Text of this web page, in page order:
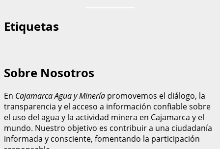
Etiquetas
Sobre Nosotros
En Cajamarca Agua y Minería promovemos el diálogo, la
transparencia y el acceso a información confiable sobre
el uso del agua y la actividad minera en Cajamarca y el
mundo. Nuestro objetivo es contribuir a una ciudadanía
informada y consciente, fomentando la participación